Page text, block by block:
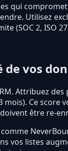
qui
Utilisez
(SOC 2, ISO
vos
Attribuez
Ce
être re-
vos listes